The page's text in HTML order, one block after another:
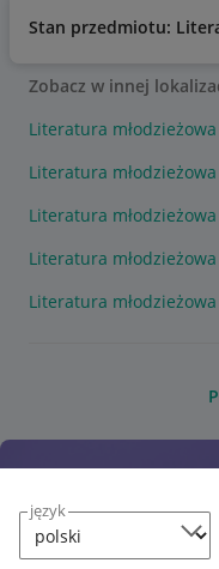
język
Stan przedmiotu:
Zobacz w innej
Literatura
Literatura
Literatura
Literatura młodzieżowa
Literatura